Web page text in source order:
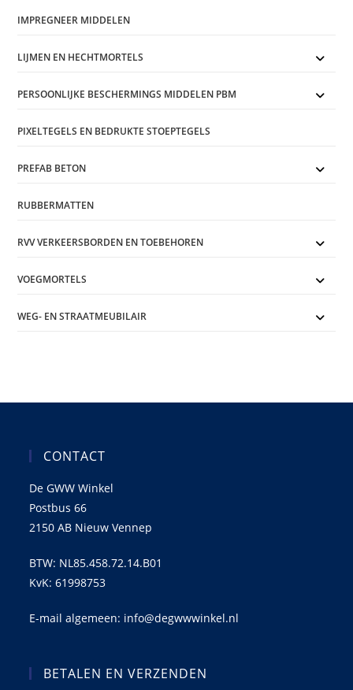
IMPREGNEER MIDDELEN
LIJMEN EN HECHTMORTELS
PERSOONLIJKE BESCHERMINGS MIDDELEN PBM
PIXELTEGELS EN BEDRUKTE STOEPTEGELS
PREFAB BETON
RUBBERMATTEN
RVV VERKEERSBORDEN EN TOEBEHOREN
VOEGMORTELS
WEG- EN STRAATMEUBILAIR
CONTACT
De GWW Winkel
Postbus 66
2150 AB Nieuw Vennep
BTW: NL85.458.72.14.B01
KvK: 61998753
E-mail algemeen: info@degwwwinkel.nl
BETALEN EN VERZENDEN